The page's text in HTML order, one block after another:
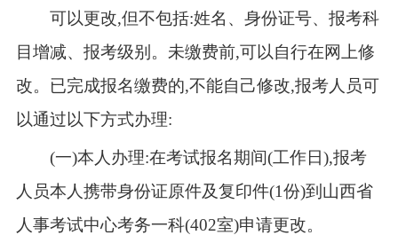
可以更改,但不包括:姓名、身份证号、报考科
目增减、报考级别。未缴费前,可以自行在网上修
改。已完成报名缴费的,不能自己修改,报考人员可
以通过以下方式办理:
(一)本人办理:在考试报名期间(工作日),报考
人员本人携带身份证原件及复印件(1份)到山西省
人事考试中心考务一科(402室)申请更改。